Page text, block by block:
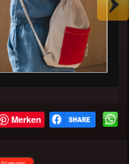
Merken